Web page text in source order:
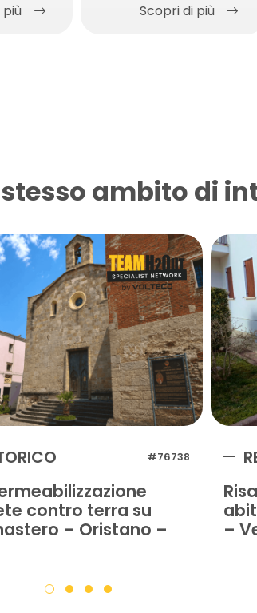
più Scopri di più
ambito di
#76738
contro terra su
– Oristano –
–